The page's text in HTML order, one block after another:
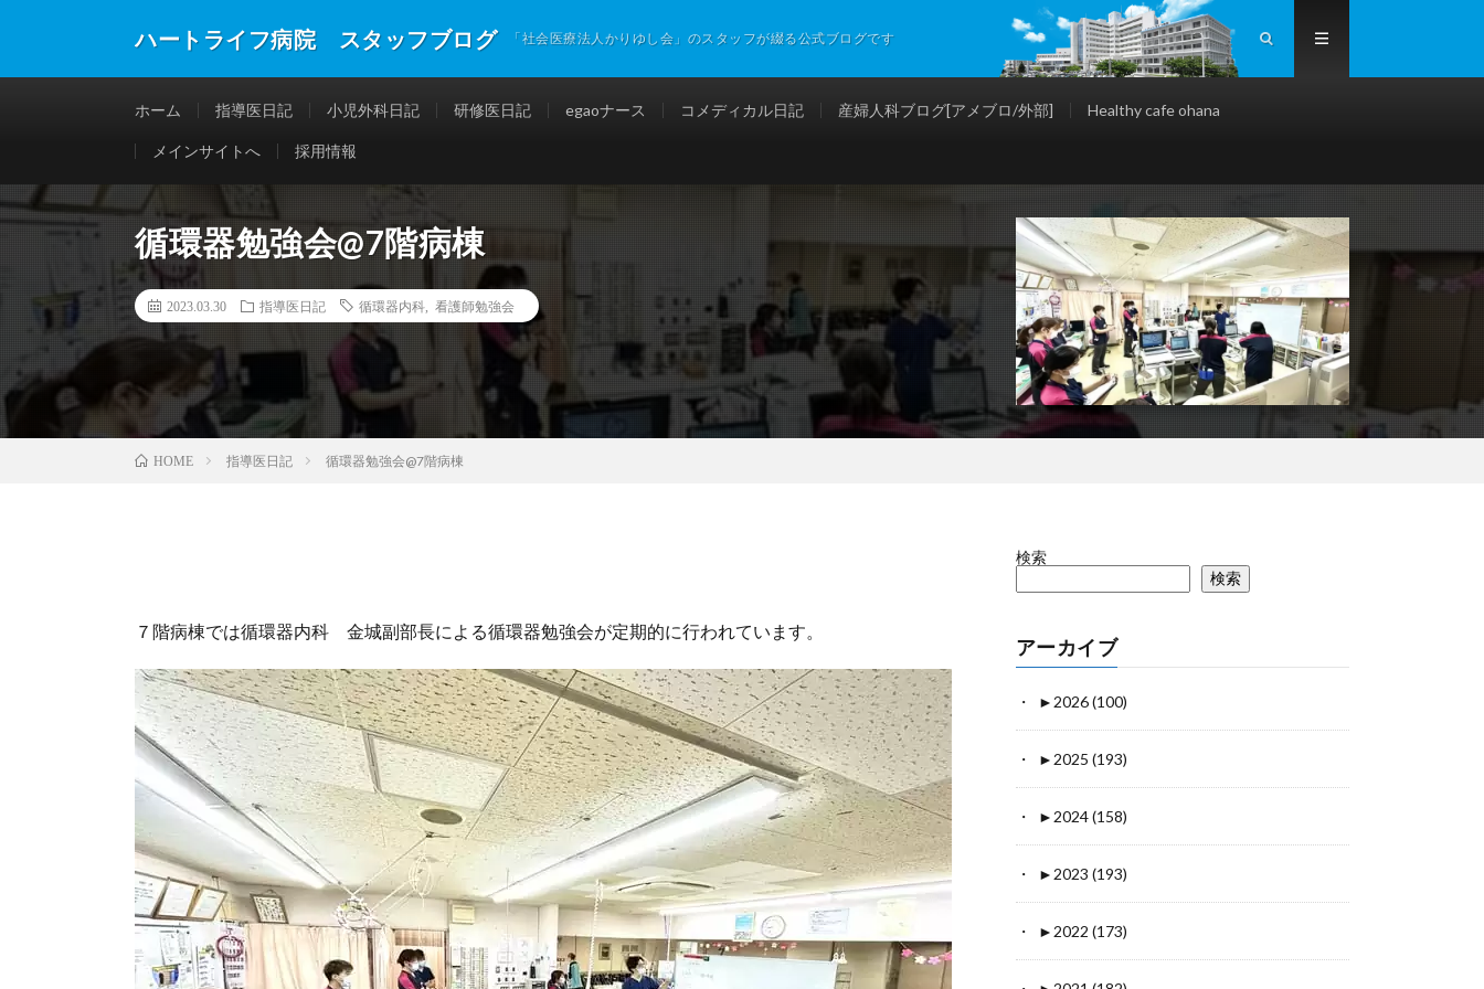
ハートライフ病院 スタッフブログ 「社会医療法人かりゆし会」のスタッフが綴る公式ブログです
ホーム 指導医日記 小児外科日記 研修医日記 egaoナース コメディカル日記 産婦人科ブログ[アメブロ/外部] Healthy cafe ohana
メインサイトへ 採用情報
循環器勉強会@7階病棟
2023.03.30 指導医日記 循環器内科 看護師勉強会
HOME 指導医日記 循環器勉強会@7階病棟
７階病棟では循環器内科 金城副部長による循環器勉強会が定期的に行われています。
検索
検索
アーカイブ
► 2026 (100)
► 2025 (193)
► 2024 (158)
► 2023 (193)
► 2022 (173)